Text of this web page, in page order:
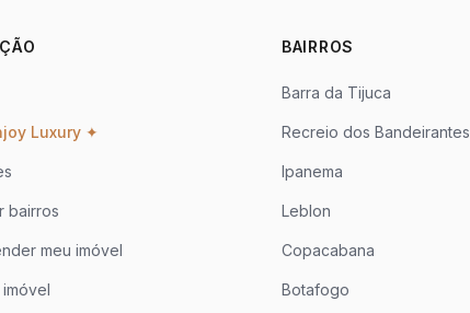
Luxury ✦
bairros
meu imóvel
BAIRROS
Barra da Tijuca
Recreio dos Bandeirantes
Ipanema
Leblon
Copacabana
Botafogo